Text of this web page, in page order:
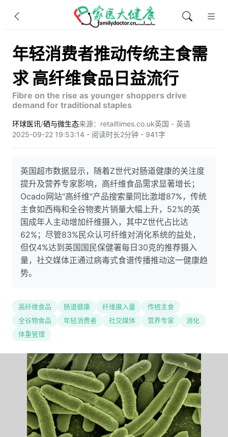
年轻消费者推动传统主食需
求 高纤维食品日益流行
Fibre on the rise as younger shoppers drive
demand for traditional staples
环球医讯/硒与微生态来源：retailtimes.co.uk英国 - 英语
2025-09-22 19:53:14 - 阅读时长2分钟 - 941字
英国超市数据显示，随着Z世代对肠道健康的关注度
提升及营养专家影响，高纤维食品需求显著增长；
Ocado网站"高纤维"产品搜索量同比激增87%，传统
主食如西梅和全谷物麦片销量大幅上升，52%的英
国成年人主动增加纤维摄入，其中Z世代占比达
62%；尽管83%民众认可纤维对消化系统的益处，
但仅4%达到英国国民保健署每日30克的推荐摄入
量，社交媒体正通过病毒式食谱传播推动这一健康趋
势。
高纤维食品 肠道健康 纤维摄入量
传统主食
全谷物食品
年轻消费者 社交媒体 营养专家
消化
体重管理